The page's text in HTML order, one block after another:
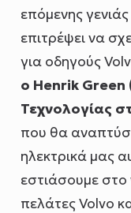
επόμενης
επιτρέψει να
για οδηγούς
ο Henrik Green
Τεχνολογίας
που θα
ηλεκτρικά μας
εστιάσουμε
πελάτες Volvo